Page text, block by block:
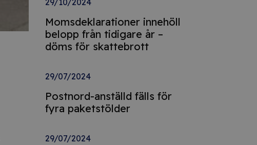
29/10/2024
Momsdeklarationer innehöll
belopp från tidigare år –
döms för skattebrott
29/07/2024
Postnord-anställd fälls för
fyra paketstölder
29/07/2024